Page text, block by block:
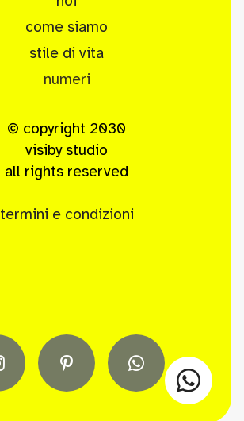
come siamo
stile di vita
numeri
© copyright 2030
visiby studio
all rights reserved
termini e condizioni